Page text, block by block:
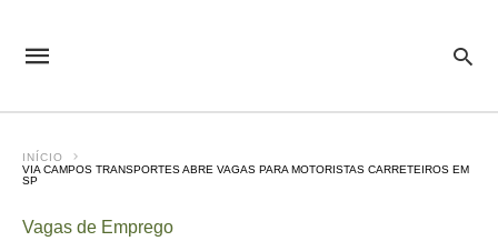
INÍCIO
VIA CAMPOS TRANSPORTES ABRE VAGAS PARA MOTORISTAS CARRETEIROS EM
SP
Vagas de Emprego